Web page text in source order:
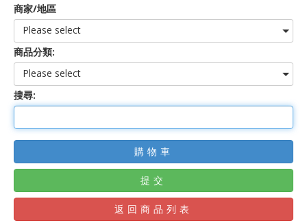
商家/地區
Please select
商品分類:
Please select
搜尋:
購物車
提交
返回商品列表